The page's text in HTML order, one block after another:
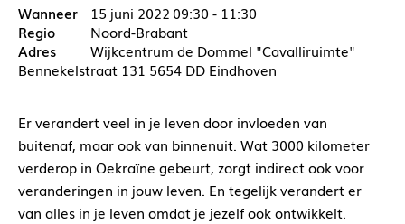
15 juni 2022 09:30 - 11:30
Noord-Brabant
Wijkcentrum de Dommel "Cavalliruimte"
Bennekelstraat 131 5654 DD Eindhoven
Er verandert veel in je leven door invloeden van
buitenaf, maar ook van binnenuit. Wat 3000 kilometer
verderop in Oekraïne gebeurt, zorgt indirect ook voor
veranderingen in jouw leven. En tegelijk verandert er
van alles in je leven omdat je jezelf ook ontwikkelt.